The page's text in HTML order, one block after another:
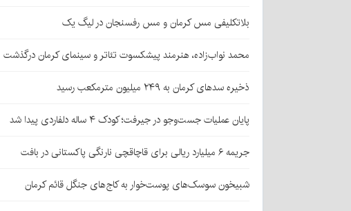
بلاتکلیفی مس کرمان و مس رفسنجان در لیگ یک
محمد نواب‌زاده، هنرمند پیشکسوت تئاتر و سینمای کرمان درگذشت
ذخیره سدهای کرمان به ۲۴۹ میلیون مترمکعب رسید
پایان عملیات جست‌وجو در جیرفت؛ کودک ۴ ساله دلفاردی پیدا شد
جریمه ۶ میلیارد ریالی برای قاچاقچی نارنگی پاکستانی در بافت
شبیخون سوسک‌های پوست‌خوار به کاج‌های جنگل قائم کرمان